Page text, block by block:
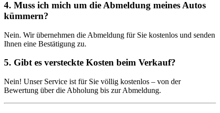
4. Muss ich mich um die Abmeldung meines Autos
kümmern?
Nein. Wir übernehmen die Abmeldung für Sie kostenlos und senden
Ihnen eine Bestätigung zu.
5. Gibt es versteckte Kosten beim Verkauf?
Nein! Unser Service ist für Sie völlig kostenlos – von der
Bewertung über die Abholung bis zur Abmeldung.